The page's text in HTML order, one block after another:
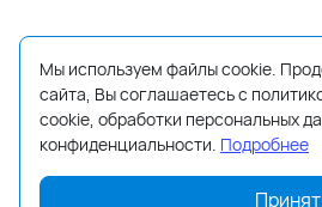
Мы используем файлы cookie.
сайта, Вы соглашаетесь с
cookie, обработки персональных
конфиденциальности. Подробнее